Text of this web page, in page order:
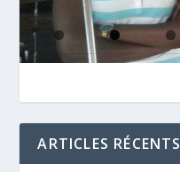
ARTICLES RÉCENTS